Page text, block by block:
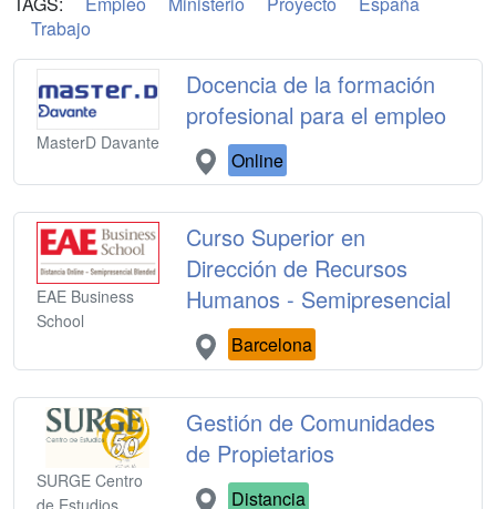
Trabajo
MasterD Davante
Docencia de la formación
profesional para el empleo
Online
EAE Business
School
Curso Superior en
Dirección de Recursos
Humanos - Semipresencial
Barcelona
SURGE Centro
de Estudios
Gestión de Comunidades
de Propietarios
Distancia